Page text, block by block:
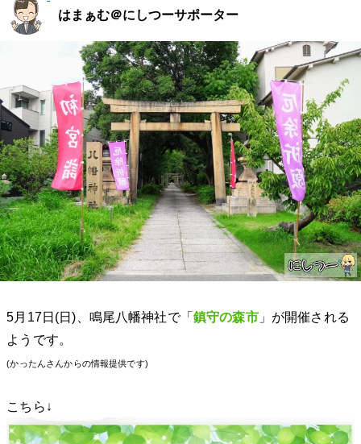
はまぁむ＠にしつーサポーター
5月17日(日)、鳴尾八幡神社で「鎮守の森市」が開催される
ようです。
(かったんさんからの情報提供です)
こちら↓